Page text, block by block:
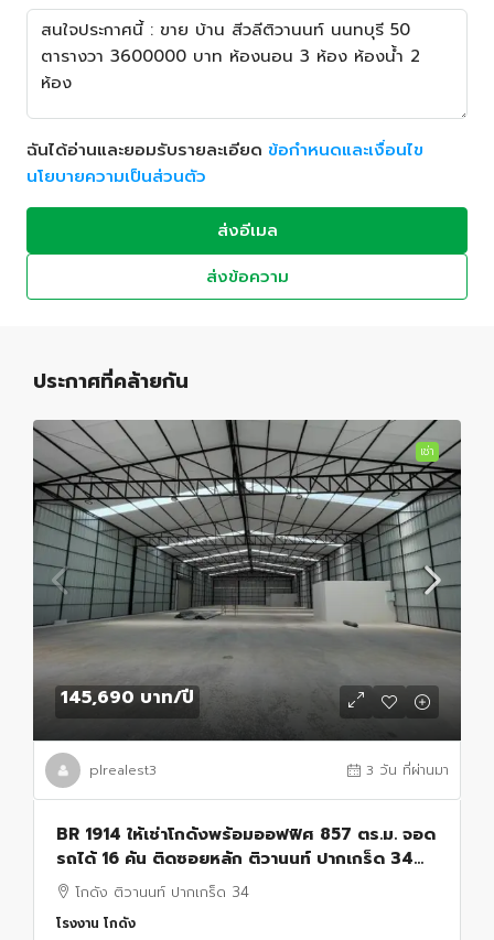
ฉันได้อ่านและยอมรับรายละเอียด ข้อกำหนดและเงื่อนไข
นโยบายความเป็นส่วนตัว
ส่งอีเมล
ส่งข้อความ
ประกาศที่คล้ายกัน
เช่า
145,690 บาท/ปี
plrealest3 3 วัน ที่ผ่านมา
BR 1914 ให้เช่าโกดังพร้อมออฟฟิศ 857 ตร.ม. จอด
รถได้ 16 คัน ติดซอยหลัก ติวานนท์ ปากเกร็ด 34
นนทบุรี
โกดัง ติวานนท์ ปากเกร็ด 34
โรงงาน โกดัง